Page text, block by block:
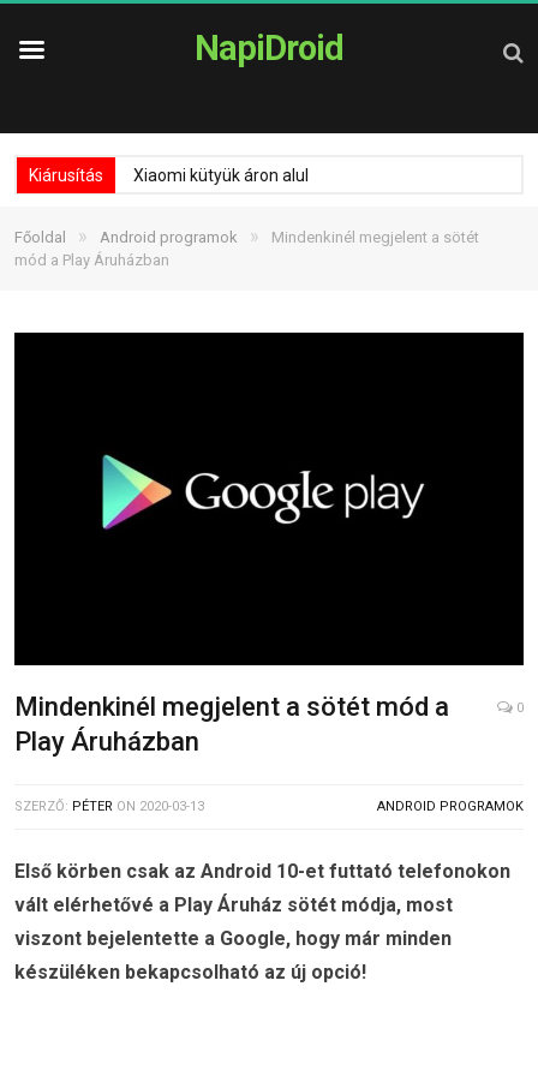
NapiDroid
Kiárusítás Xiaomi kütyük áron alul
Főoldal » Android programok »
Mindenkinél megjelent a sötét
mód a Play Áruházban
Mindenkinél megjelent a sötét mód a
Play Áruházban
0
SZERZŐ: PÉTER ON 2020-03-13 ANDROID PROGRAMOK
Első körben csak az Android 10-et futtató telefonokon
vált elérhetővé a Play Áruház sötét módja, most
viszont bejelentette a Google, hogy már minden
készüléken bekapcsolható az új opció!